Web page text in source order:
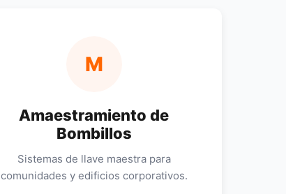
M
Amaestramiento de
Bombillos
Sistemas de llave maestra para
comunidades y edificios corporativos.